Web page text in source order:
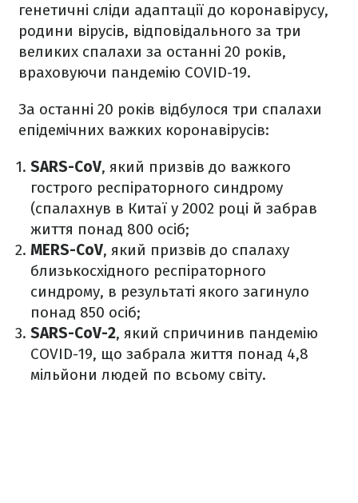
генетичні сліди адаптації до коронавірусу,
родини вірусів, відповідального за три
великих спалахи за останні 20 років,
враховуючи пандемію COVID-19.
За останні 20 років відбулося три спалахи
епідемічних важких коронавірусів:
SARS-CoV, який призвів до важкого
гострого респіраторного синдрому
(спалахнув в Китаї у 2002 році й забрав
життя понад 800 осіб;
MERS-CoV, який призвів до спалаху
близькосхідного респіраторного
синдрому, в результаті якого загинуло
понад 850 осіб;
SARS-CoV-2, який спричинив пандемію
COVID-19, що забрала життя понад 4,8
мільйони людей по всьому світу.